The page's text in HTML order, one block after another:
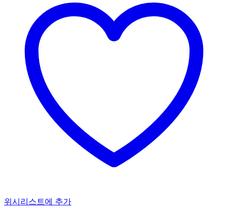
위시리스트에 추가